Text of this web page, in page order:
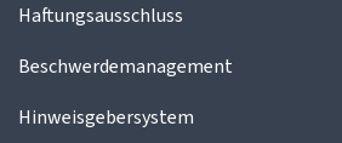
Haftungsausschluss
Beschwerdemanagement
Hinweisgebersystem